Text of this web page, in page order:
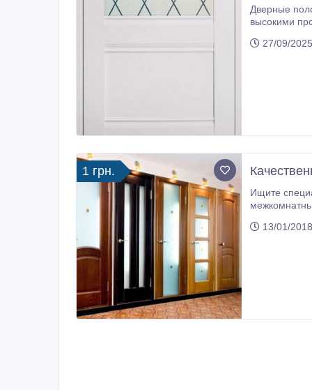
Дверные
высокими прочностными
27/09/
1 грн.
Ищите специалиста, который установит Вам металлическую входную дверь?
межкомнатные двери?
13/01/